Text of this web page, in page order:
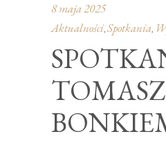
8 maja 2025
Aktualności, Spotkania,